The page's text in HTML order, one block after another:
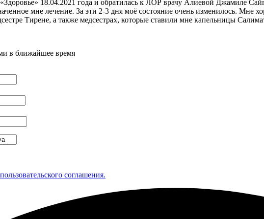
18.04.2021 года и обратилась к ЛОР врачу Алиевой Джамиле
мне лечение. За эти 2-3 дня моё состояние очень изменилось.
Тирене, а также медсестрах, которые ставили мне капельницы
в ближайшее время
пользовательского соглашения.